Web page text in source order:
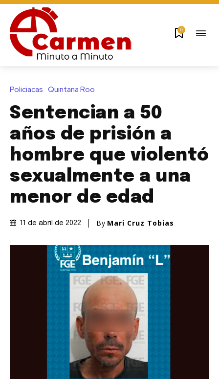
0
Policiacas Quintana Roo
Sentencian a 50
años de prisión a
hombre que violentó
sexualmente a una
menor de edad
11 de abril de 2022 By Mari Cruz Tobias